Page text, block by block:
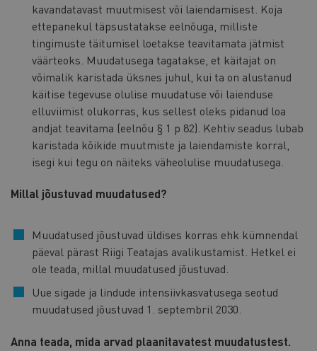
kavandatavast muutmisest või laiendamisest. Koja
ettepanekul täpsustatakse eelnõuga, milliste
tingimuste täitumisel loetakse teavitamata jätmist
väärteoks. Muudatusega tagatakse, et käitajat on
võimalik karistada üksnes juhul, kui ta on alustanud
käitise tegevuse olulise muudatuse või laienduse
elluviimist olukorras, kus sellest oleks pidanud loa
andjat teavitama (eelnõu § 1 p 82). Kehtiv seadus lubab
karistada kõikide muutmiste ja laiendamiste korral,
isegi kui tegu on näiteks väheolulise muudatusega.
Millal jõustuvad muudatused?
Muudatused jõustuvad üldises korras ehk kümnendal
päeval pärast Riigi Teatajas avalikustamist. Hetkel ei
ole teada, millal muudatused jõustuvad.
Uue sigade ja lindude intensiivkasvatusega seotud
muudatused jõustuvad 1. septembril 2030.
Anna teada, mida arvad plaanitavatest muudatustest.